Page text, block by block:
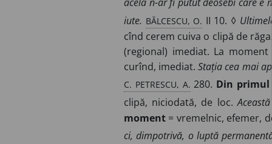
iute. BĂLCESCU, O. II 10. ◊
cînd cerem cuiva o clipă de
(regional) imediat. La
curînd, imediat.Stația cea mai
C. PETRESCU, A. 280. Din primul
clipă, niciodată, de loc.
moment = vremelnic, efemer,
ci, dimpotrivă, o luptă